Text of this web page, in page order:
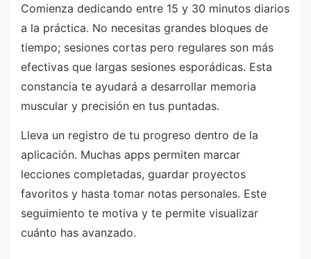
Comienza dedicando entre 15 y 30 minutos diarios
a la práctica. No necesitas grandes bloques de
tiempo; sesiones cortas pero regulares son más
efectivas que largas sesiones esporádicas. Esta
constancia te ayudará a desarrollar memoria
muscular y precisión en tus puntadas.
Lleva un registro de tu progreso dentro de la
aplicación. Muchas apps permiten marcar
lecciones completadas, guardar proyectos
favoritos y hasta tomar notas personales. Este
seguimiento te motiva y te permite visualizar
cuánto has avanzado.